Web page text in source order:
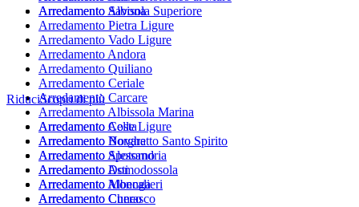
Arredamento Savona
Arredamento Albisola Superiore
Arredamento Pietra Ligure
Arredamento Vado Ligure
Arredamento Andora
Arredamento Quiliano
Arredamento Ceriale
Arredamento Carcare
Arredamento Albissola Marina
Arredamento Celle Ligure
Arredamento Borghetto Santo Spirito
Arredamento Spotorno
Arredamento Domodossola
Arredamento Albenga
Arredamento Cherasco
RiduciScopri di più
Arredamento Aosta
Arredamento Novara
Arredamento Alessandria
Arredamento Asti
Arredamento Moncalieri
Arredamento Cuneo